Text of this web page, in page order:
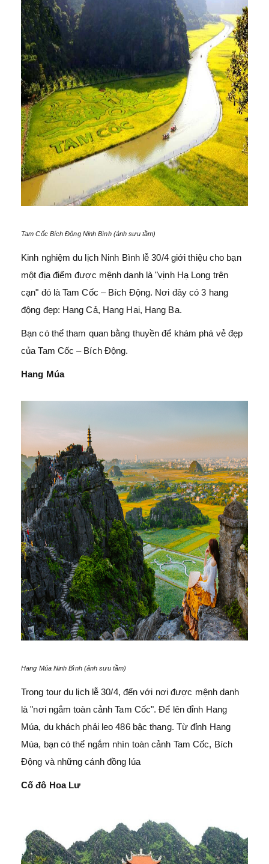
Tam Cốc Bích Động Ninh Bình (ảnh sưu tầm)
Kinh nghiệm du lịch Ninh Bình lễ 30/4 giới thiệu cho bạn
một địa điểm được mệnh danh là "vịnh Hạ Long trên
cạn" đó là Tam Cốc – Bích Động. Nơi đây có 3 hang
động đẹp: Hang Cả, Hang Hai, Hang Ba.
Bạn có thể tham quan bằng thuyền để khám phá vẻ đẹp
của Tam Cốc – Bích Động.
Hang Múa
Hang Múa Ninh Bình (ảnh sưu tầm)
Trong tour du lịch lễ 30/4, đến với nơi được mệnh danh
là "nơi ngắm toàn cảnh Tam Cốc". Để lên đỉnh Hang
Múa, du khách phải leo 486 bậc thang. Từ đỉnh Hang
Múa, bạn có thể ngắm nhìn toàn cảnh Tam Cốc, Bích
Động và những cánh đồng lúa
Cố đô Hoa Lư